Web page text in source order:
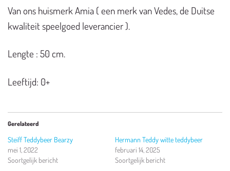
Van ons huismerk Amia ( een merk van Vedes, de Duitse
kwaliteit speelgoed leverancier ).
Lengte : 50 cm.
Leeftijd: 0+
Gerelateerd
Steiff Teddybeer Bearzy
mei 1, 2022
Soortgelijk bericht
Hermann Teddy witte teddybeer
februari 14, 2025
Soortgelijk bericht